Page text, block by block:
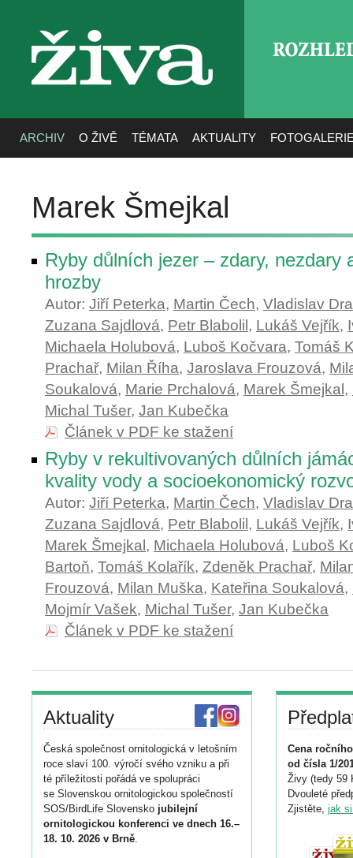
živa
ARCHIV O ŽIVĚ TÉMATA AKTUALITY
Marek Šmejkal
Ryby důlních jezer – zdary, nezdary
hrozby
Autor: Jiří Peterka, Martin Čech, Vladislav
Zuzana Sajdlová, Petr Blabolil , Lukáš Vejřík,
Michaela Holubová, Luboš Kočvara, Tomáš
Prachař, Milan Říha, Jaroslava Frouzová,
Soukalová, Marie Prchalová, Marek Šmejkal ,
Michal Tušer, Jan Kubečka
Článek v PDF ke stažení
Ryby v rekultivovaných důlních
kvality vody a socioekonomický
Autor: Jiří Peterka, Martin Čech, Vladislav
Zuzana Sajdlová, Petr Blabolil , Lukáš Vejřík,
Marek Šmejkal , Michaela Holubová, Luboš
Bartoň, Tomáš Kolařík, Zdeněk Prachař,
Frouzová, Milan Muška, Kateřina Soukalová,
Mojmír Vašek, Michal Tušer, Jan Kubečka
Článek v PDF ke stažení
Aktuality
Česká společnost ornitologická v letošním
roce slaví 100. výročí svého vzniku a při
té příležitosti pořádá ve spolupráci
se Slovenskou ornitologickou společností
SOS/BirdLife Slovensko jubilejní
ornitologickou konferenci ve dnech 16.–
18. 10. 2026 v Brně.
Cena
od čísla 1/
Živy (tedy 59
Dvouleté
Zjistěte, jak